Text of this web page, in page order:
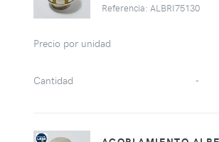
Referencia: ALBRI75130
Precio por unidad
Cantidad -